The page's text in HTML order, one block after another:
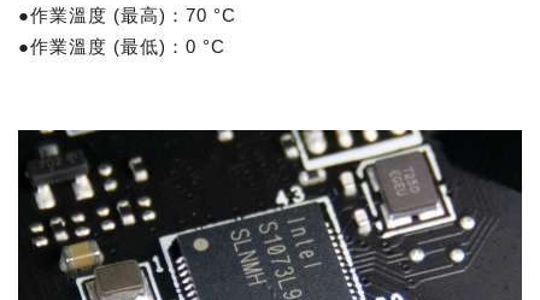
●作業溫度 (最高)：70 °C
●作業溫度 (最低)：0 °C